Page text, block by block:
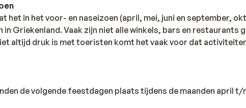
het in het voor- en naseizoen (april, mei, juni en september,
in Griekenland. Vaak zijn niet alle winkels, bars en restaurants
altijd druk is met toeristen komt het vaak voor dat
de volgende feestdagen plaats tijdens de maanden april